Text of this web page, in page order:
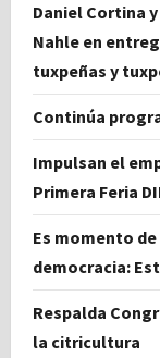
Daniel Cortina
Nahle en
tuxpeñas y
Continúa
Impulsan el
Primera Feria
Es momento
democracia:
Respalda
la citricultura